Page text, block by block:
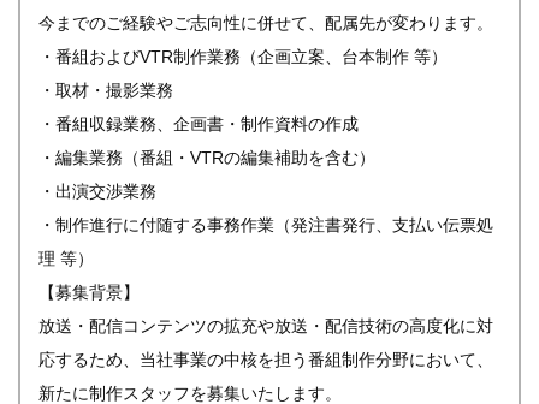
今までのご経験やご志向性に併せて、配属先が変わります。
・番組およびVTR制作業務（企画立案、台本制作 等）
・取材・撮影業務
・番組収録業務、企画書・制作資料の作成
・編集業務（番組・VTRの編集補助を含む）
・出演交渉業務
・制作進行に付随する事務作業（発注書発行、支払い伝票処
理 等）
【募集背景】
放送・配信コンテンツの拡充や放送・配信技術の高度化に対
応するため、当社事業の中核を担う番組制作分野において、
新たに制作スタッフを募集いたします。